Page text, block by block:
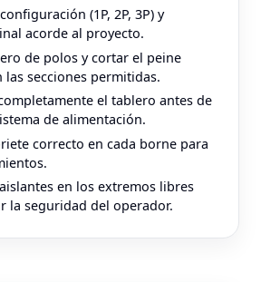
(1P, 2P, 3P) y
acorde al proyecto.
de polos y cortar el peine
las secciones permitidas.
el tablero antes de
de alimentación.
correcto en cada borne para
en los extremos libres
la seguridad del operador.